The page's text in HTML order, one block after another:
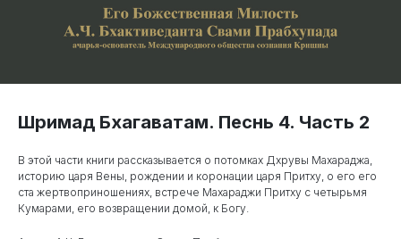
Шримад Бхагаватам. Песнь 4. Часть 2
В этой части книги рассказывается о потомках Дхрувы Махараджа,
историю царя Вены, рождении и коронации царя Притху, о его его
ста жертвоприношениях, встрече Махараджи Притху с четырьмя
Кумарами, его возвращении домой, к Богу.